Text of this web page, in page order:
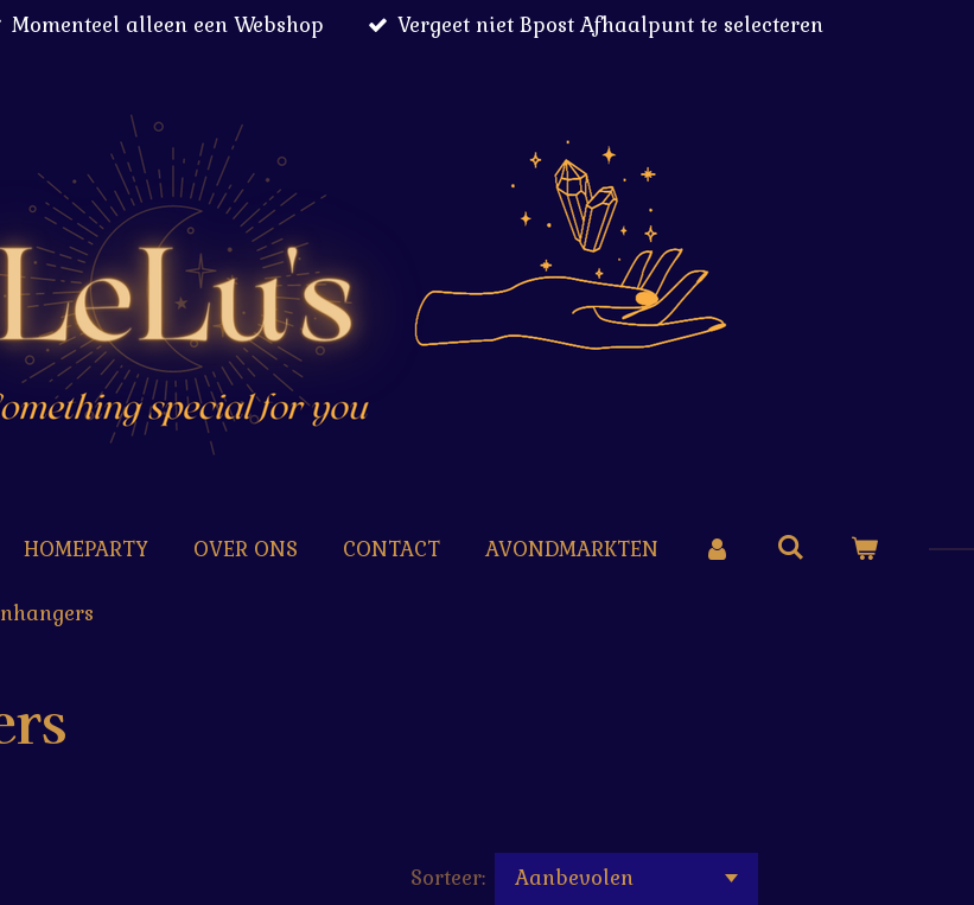
Momenteel alleen een Webshop Vergeet niet Bpost Afhaalpunt te selecteren
HOMEPARTY OVER ONS CONTACT AVONDMARKTEN
Sorteer: